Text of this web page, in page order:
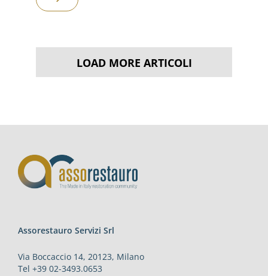
LOAD MORE ARTICOLI
Assorestauro Servizi Srl
Via Boccaccio 14, 20123, Milano
Tel +39 02-3493.0653